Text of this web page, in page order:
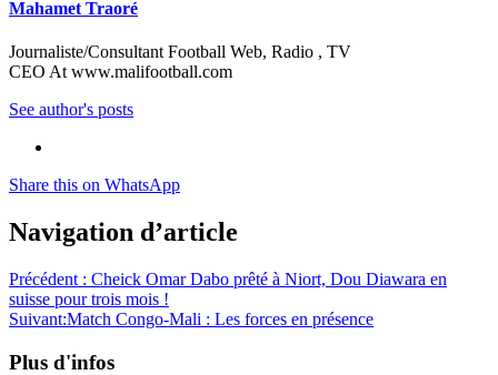
Mahamet Traoré
Journaliste/Consultant Football Web, Radio , TV
CEO At www.malifootball.com
See author's posts
Share this on WhatsApp
Navigation d’article
Précédent : Cheick Omar Dabo prêté à Niort, Dou Diawara en
suisse pour trois mois !
Suivant:Match Congo-Mali : Les forces en présence
Plus d'infos